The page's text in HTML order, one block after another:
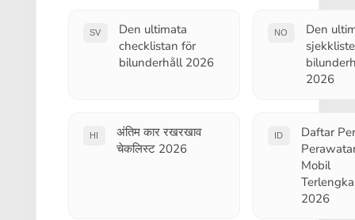
SV
Den ultimata
checklistan för
bilunderhåll 2026
NO
Den
2026
HI
अंतिम कार रखरखाव
चेकलिस्ट 2026
ID
Daftar
Mobil
2026